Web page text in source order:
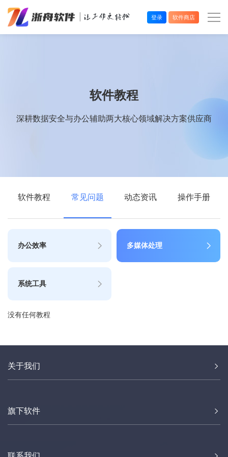
登录 软件商店
软件教程
深耕数据安全与办公辅助两大核心领域解决方案供应商
软件教程 常见问题 动态资讯 操作手册
办公效率 多媒体处理
系统工具
没有任何教程
关于我们
旗下软件